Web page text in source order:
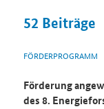
52 Beiträge
FÖRDERPROGRAMM
Förderung
des 8.